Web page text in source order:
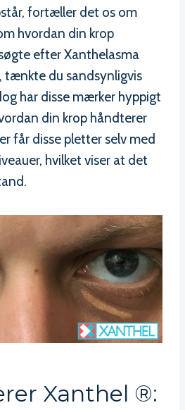
fortæller det os om
hvordan din krop
efter Xanthelasma
tænkte du sandsynligvis
har disse mærker hyppigt
din krop håndterer
får disse pletter selv med
hvilket viser at det
Xanthel ®: